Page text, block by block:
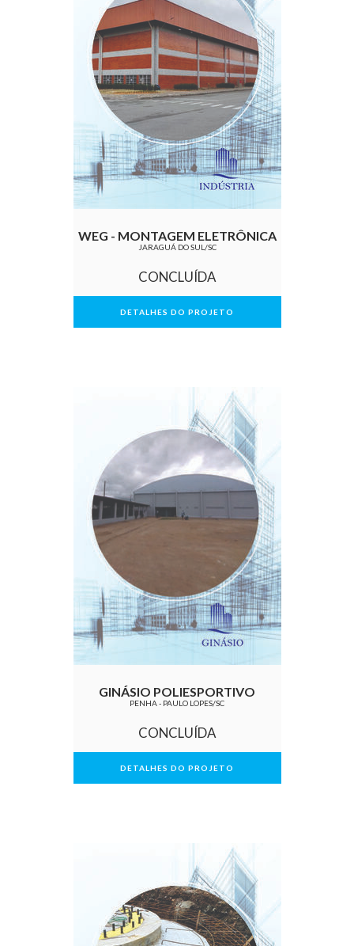
WEG - MONTAGEM ELETRÔNICA
JARAGUÁ DO SUL/SC
CONCLUÍDA
DETALHES DO PROJETO
GINÁSIO POLIESPORTIVO
PENHA - PAULO LOPES/SC
CONCLUÍDA
DETALHES DO PROJETO